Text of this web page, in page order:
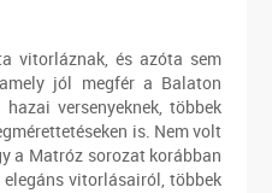
vitorláznak, és azóta sem
jól megfér a Balaton
versenyeknek, többek
is. Nem volt
a Matróz sorozat korábban
vitorlásairól, többek